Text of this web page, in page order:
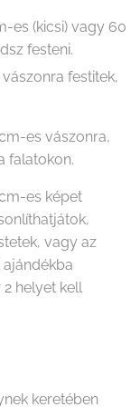
es (kicsi) vagy 60
festeni.
festitek,
es vászonra,
falatokon.
es képet
vagy az
ajándékba
2 helyet kell
keretében